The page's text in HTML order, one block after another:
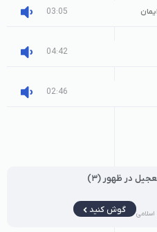
03:05
04:42
02:46
در ظهور (۳)
گوش کنید